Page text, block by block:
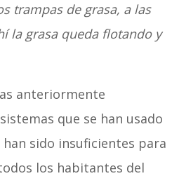
trampas de grasa, a las
la grasa queda flotando y
anteriormente
que se han usado
sido insuficientes para
los habitantes del